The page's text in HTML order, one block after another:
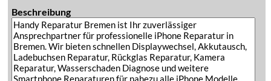
Beschreibung